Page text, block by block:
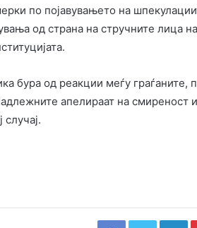
по појавувањето на
од страна на стручните лица
бура од реакции меѓу
апелираат на смиреност
FacebookTwitter